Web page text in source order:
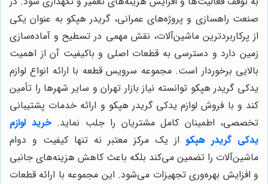
صنعت راهسازی و پروژه‌های عمرانی، گريدر هپكو به عنوان یکی
از پرکاربردترین ماشین‌آلات، نقش مهمی در تسطیح و آماده‌سازی
زمین دارد و دسترسی به قطعات اصلی و باکیفیت آن از اهمیت
بالایی برخوردار است. مجموعه سرویس قطعه با ارائه انواع لوازم
يدكى گريدر هپكو توانسته نیاز بازار تهران و سایر شهرها را تأمین
کند و با فروش لوازم يدكى گريدر هپكو و ارائه خدمات پشتیبانی
تخصصی، اطمینان کامل مشتریان را جلب نماید.خرید لوازم
يدكى گريدر هپكو از یک مرکز معتبر نه تنها کیفیت و دوام
ماشین‌آلات را تضمین می‌کند بلکه باعث کاهش هزینه‌های جانبی
و افزایش بهره‌وری تجهیزات می‌شود. این مجموعه با ارائه قطعات